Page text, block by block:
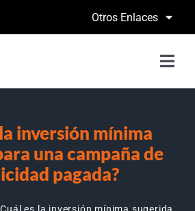
Otros Enlaces
inversión mínima
una campaña de
pagada?